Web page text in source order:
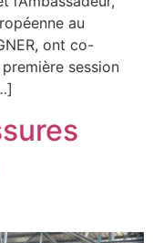
au
ont co-
session